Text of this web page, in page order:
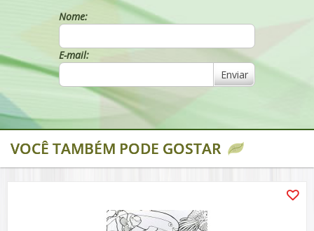
Nome:
E-mail:
Enviar
VOCÊ TAMBÉM PODE GOSTAR